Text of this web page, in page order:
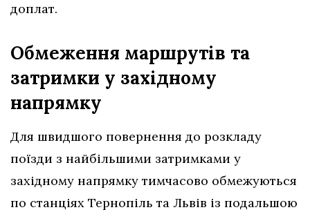
доплат.
Обмеження маршрутів та
затримки у західному
напрямку
Для швидшого повернення до розкладу
поїзди з найбільшими затримками у
західному напрямку тимчасово обмежуються
по станціях Тернопіль та Львів із подальшою